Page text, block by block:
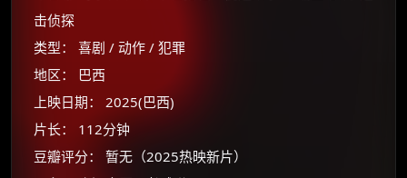
击侦探
类型： 喜剧 / 动作 / 犯罪
地区： 巴西
上映日期： 2025(巴西)
片长： 112分钟
豆瓣评分： 暂无（2025热映新片）